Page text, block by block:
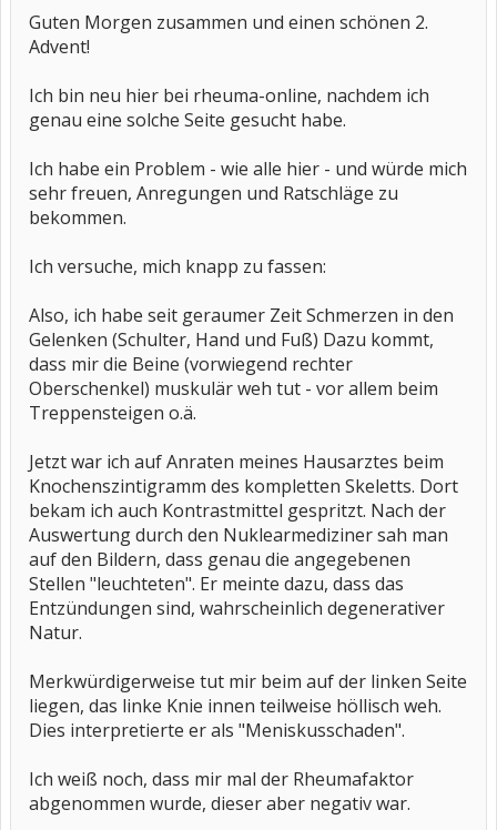
Guten Morgen zusammen und einen schönen 2.
Advent!
Ich bin neu hier bei rheuma-online, nachdem ich
genau eine solche Seite gesucht habe.
Ich habe ein Problem - wie alle hier - und würde mich
sehr freuen, Anregungen und Ratschläge zu
bekommen.
Ich versuche, mich knapp zu fassen:
Also, ich habe seit geraumer Zeit Schmerzen in den
Gelenken (Schulter, Hand und Fuß) Dazu kommt,
dass mir die Beine (vorwiegend rechter
Oberschenkel) muskulär weh tut - vor allem beim
Treppensteigen o.ä.
Jetzt war ich auf Anraten meines Hausarztes beim
Knochenszintigramm des kompletten Skeletts. Dort
bekam ich auch Kontrastmittel gespritzt. Nach der
Auswertung durch den Nuklearmediziner sah man
auf den Bildern, dass genau die angegebenen
Stellen "leuchteten". Er meinte dazu, dass das
Entzündungen sind, wahrscheinlich degenerativer
Natur.
Merkwürdigerweise tut mir beim auf der linken Seite
liegen, das linke Knie innen teilweise höllisch weh.
Dies interpretierte er als "Meniskusschaden".
Ich weiß noch, dass mir mal der Rheumafaktor
abgenommen wurde, dieser aber negativ war.